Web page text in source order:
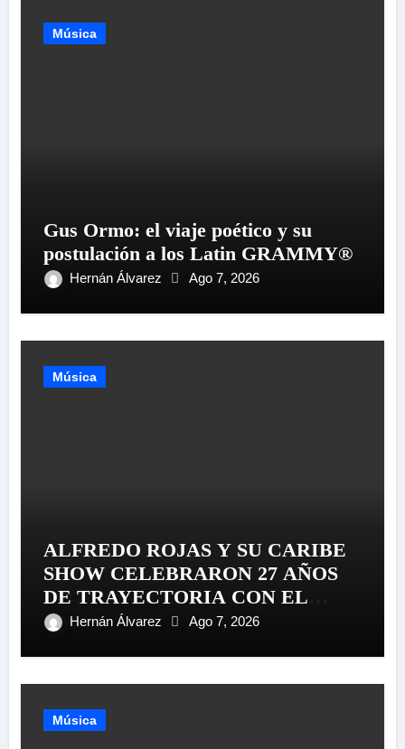
Música
Gus Ormo: el viaje poético y su
postulación a los Latin GRAMMY®
Hernán Álvarez Ago 7, 2026
Música
ALFREDO ROJAS Y SU CARIBE
SHOW CELEBRARON 27 AÑOS
DE TRAYECTORIA CON EL
LANZAMIENTO MUNDIAL DE
Hernán Álvarez Ago 7, 2026
Música